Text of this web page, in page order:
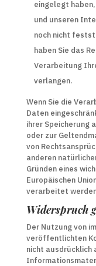
eingelegt
und unseren
noch nicht
haben Sie das
Verarbeitung
verlangen.
Wenn Sie die
Daten
ihrer Speicherung
oder zur
von
anderen
Gründen eines
Europäischen
verarbeitet
Widerspruch
Der Nutzung von
veröffentlichten
nicht ausdrücklich